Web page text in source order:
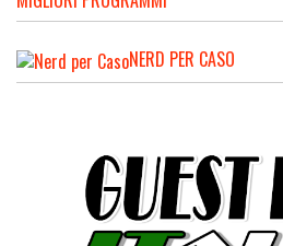
NERD PER CASO